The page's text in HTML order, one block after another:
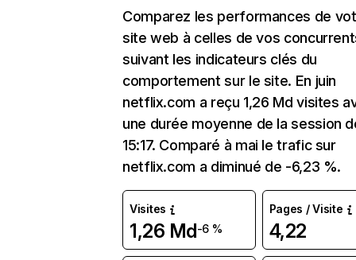
Comparez les performances de
site web à celles de vos
suivant les indicateurs clés du
comportement sur le site. En juin
netflix.com a reçu 1,26 Md visites
une durée moyenne de la session
15:17. Comparé à mai le trafic sur
netflix.com a diminué de -6,23 %.
Visites
1,26 Md-6 %
Pages / Visite
4,22